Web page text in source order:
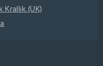
Krallık (UK)